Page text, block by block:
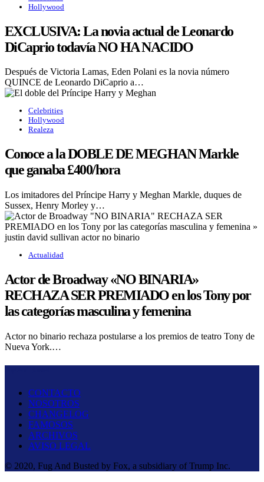
Hollywood
EXCLUSIVA: La novia actual de Leonardo
DiCaprio todavía NO HA NACIDO
Después de Victoria Lamas, Eden Polani es la novia número
QUINCE de Leonardo DiCaprio a…
Celebrities
Hollywood
Realeza
Conoce a la DOBLE DE MEGHAN Markle
que ganaba £400/hora
Los imitadores del Príncipe Harry y Meghan Markle, duques de
Sussex, Henry Morley y…
Actualidad
Actor de Broadway «NO BINARIA»
RECHAZA SER PREMIADO en los Tony por
las categorías masculina y femenina
Actor no binario rechaza postularse a los premios de teatro Tony de
Nueva York.…
CONTACTO
NOSOTROS
CHANGELOG
FAMOSOS
ARCHIVOS
AVISO LEGAL
© 2020, Fug And Busted by Fox, a subsidiary of Trump Inc.